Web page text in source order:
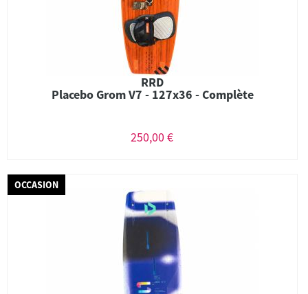
RRD
Placebo Grom V7 - 127x36 - Complète
250,00 €
OCCASION